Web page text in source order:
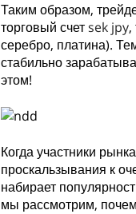
Таким образом,
торговый счетsek jpy,
серебро, платина).
стабильно
этом!
Когда участники
проскальзывания к
набирает
мы рассмотрим,